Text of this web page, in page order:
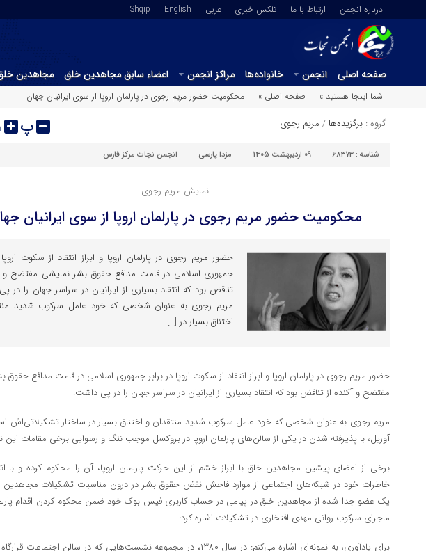
درباره انجمن ارتباط با ما تلکس خبری عربي English
Shqip
صفحه اصلی انجمن خانواده‌ها مراکز انجمن اعضاء سابق مجاهدین خلق مجاهدین
شما اینجا هستید »
صفحه اصلی » محکومیت حضور مریم رجوی در پارلمان اروپا از سوی ایرانیان جهان
گروه : برگزیده‌ها / مریم رجوی پ
شناسه : 68373 09 اردیبهشت 1405 مزدا پارسی انجمن نجات مرکز فارس
نمایش مریم رجوی
محکومیت حضور مریم رجوی در پارلمان اروپا از سوی ایرانیان
حضور مریم رجوی در پارلمان اروپا و ابراز انتقاد از سکوت اروپا
جمهوری اسلامی در قامت مدافع حقوق بشر نمایشی مفتضح و
تناقض بود که انتقاد بسیاری از ایرانیان در سراسر جهان را در
مریم رجوی به عنوان شخصی که خود عامل سرکوب شدید
اختناق بسیار در […]
حضور مریم رجوی در پارلمان اروپا و ابراز انتقاد از سکوت اروپا در برابر جمهوری اسلامی در قامت مدافع حقوق
مفتضح و آکنده از تناقض بود که انتقاد بسیاری از ایرانیان در سراسر جهان را در پی داشت.
آوریل، با پذیرفته شدن در یکی از سالن‌های پارلمان اروپا در بروکسل موجب ننگ و رسوایی برخی مقامات این
برخی از اعضای پیشین مجاهدین خلق با ابراز خشم از این حرکت پارلمان اروپا، آن را محکوم کرده و با
خاطرات خود در شبکه‌های اجتماعی از موارد فاحش نقض حقوق بشر در درون مناسبات تشکیلات مجاهدین
یک عضو جدا شده از مجاهدین خلق در پیامی در حساب کاربری فیس بوک خود ضمن محکوم کردن اقدام
ماجرای سرکوب روانی مهدی افتخاری در تشکیلات اشاره کرد:
برای یادآوری، به نمونه‌ای اشاره می‌کنم: در سال ۱۳۸۰، در مجموعه نشست‌هایی که در سالن اجتماعات